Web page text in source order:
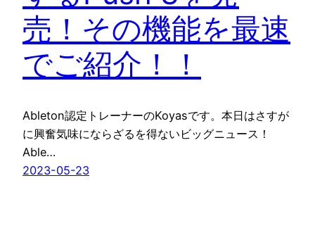
売！その機能を最速
でご紹介！！
Ableton認定トレーナーのKoyasです。本日はさすが
に興奮気味にならざるを得ないビッグニュース！
Able…
2023-05-23